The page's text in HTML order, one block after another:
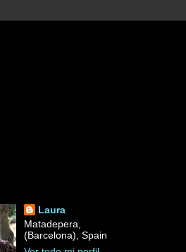
Laura
Matadepera,
(Barcelona), Spain